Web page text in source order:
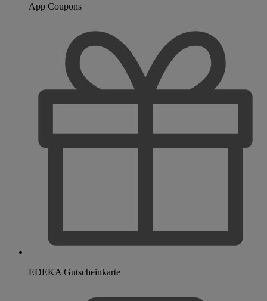
App Coupons
EDEKA Gutscheinkarte